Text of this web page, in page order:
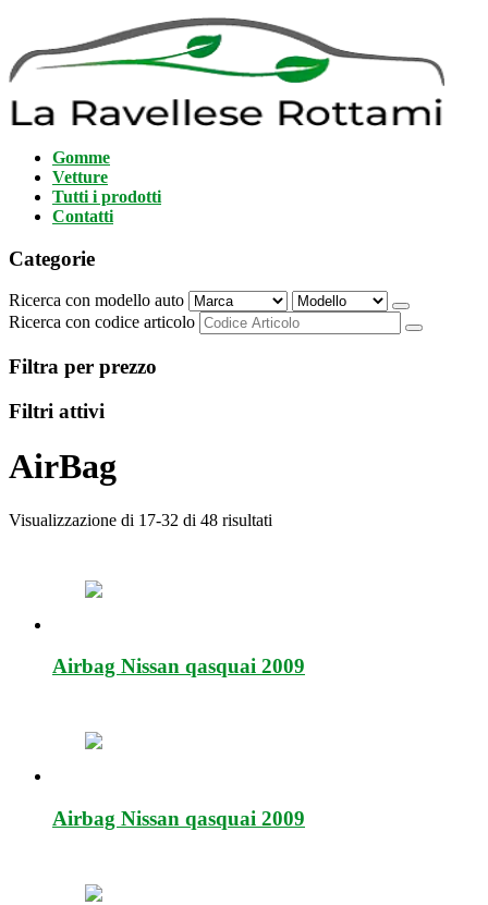
Gomme
Vetture
Tutti i prodotti
Contatti
Categorie
Ricerca con modello auto
Ricerca con codice articolo
Filtra per prezzo
Filtri attivi
AirBag
Visualizzazione di 17-32 di 48 risultati
Airbag Nissan qasquai 2009
Airbag Nissan qasquai 2009